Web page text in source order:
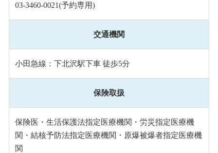
03-3460-0021(予約専用)
交通機関
小田急線：下北沢駅下車 徒歩5分
保険取扱
保険医・生活保護法指定医療機関・労災指定医療機
関・結核予防法指定医療機関・原爆被爆者指定医療機
関